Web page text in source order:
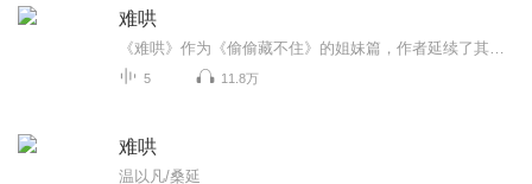
难哄
5 11.8万
难哄
温以凡/桑延